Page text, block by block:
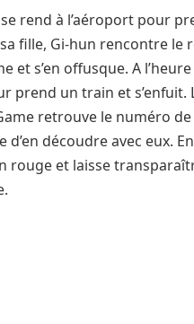
rend à l’aéroport pour
fille, Gi-hun rencontre le
et s’en offusque. A
prend un train et s’enfuit.
retrouve le numéro de
d’en découdre avec eux.
rouge et laisse